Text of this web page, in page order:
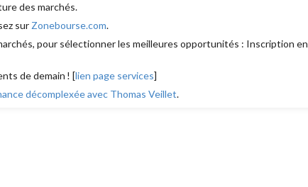
des marchés.
sur Zonebourse.com.
pour sélectionner les meilleures opportunités : Inscription en
de demain ! [lien page services]
décomplexée avec Thomas Veillet.